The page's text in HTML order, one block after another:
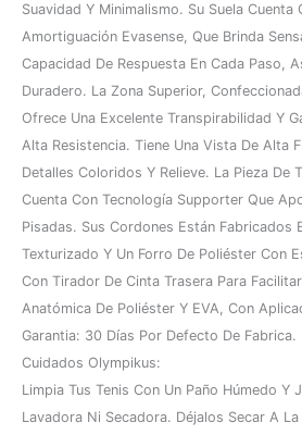
Suavidad Y Minimalismo. Su Suela Cuenta
Amortiguación Evasense, Que Brinda
Capacidad De Respuesta En Cada Paso,
Duradero. La Zona Superior,
Ofrece Una Excelente Transpirabilidad Y
Alta Resistencia. Tiene Una Vista De Alta
Detalles Coloridos Y Relieve. La Pieza De
Cuenta Con Tecnología Supporter Que
Pisadas. Sus Cordones Están Fabricados
Texturizado Y Un Forro De Poliéster Con
Con Tirador De Cinta Trasera Para
Anatómica De Poliéster Y EVA, Con
Garantia: 30 Días Por Defecto De Fabrica.
Cuidados Olympikus:
Limpia Tus Tenis Con Un Paño Húmedo Y
Lavadora Ni Secadora. Déjalos Secar A